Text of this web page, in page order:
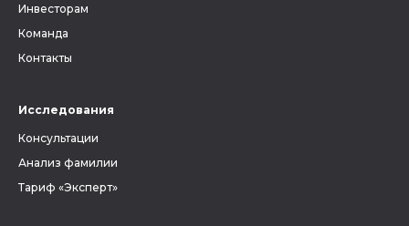
Инвесторам
Команда
Контакты
Исследования
Консультации
Анализ фамилии
Тариф «Эксперт»